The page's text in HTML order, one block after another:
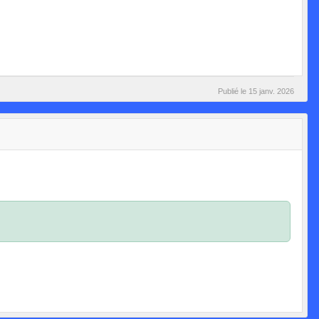
Publié le 15 janv. 2026